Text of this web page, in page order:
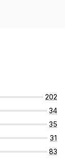
202
34
35
31
83